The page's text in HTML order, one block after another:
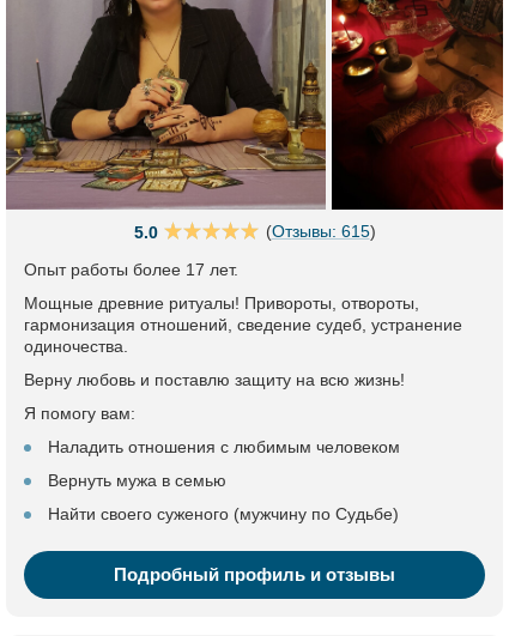
5.0 (Отзывы: 615)
Опыт работы более 17 лет.
Мощные древние ритуалы! Привороты, отвороты,
гармонизация отношений, сведение судеб, устранение
одиночества.
Верну любовь и поставлю защиту на всю жизнь!
Я помогу вам:
Наладить отношения с любимым человеком
Вернуть мужа в семью
Найти своего суженого (мужчину по Судьбе)
Подробный профиль и отзывы